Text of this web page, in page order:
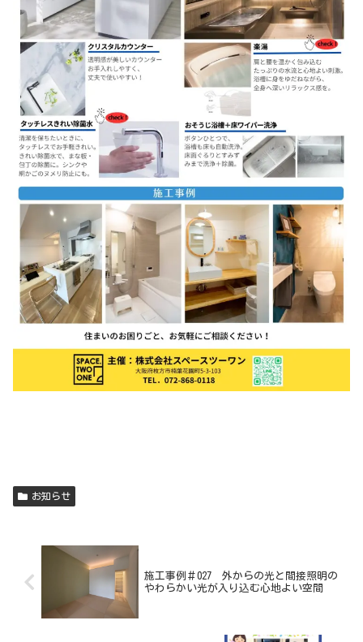
お知らせ
施工事例＃027 外からの光と間接照明の
やわらかい光が入り込む心地よい空間